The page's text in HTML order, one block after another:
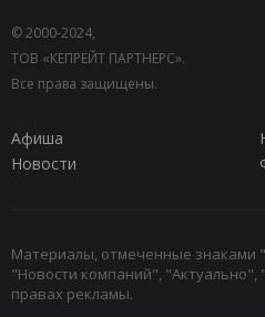
© 2000-2024,
ТОВ «КЕПРЕЙТ ПАРТНЕРС».
Все права защищены.
Афиша
Новости
Материалы, отмеченные знаками
"Новости компаний", "Актуально",
правах рекламы.